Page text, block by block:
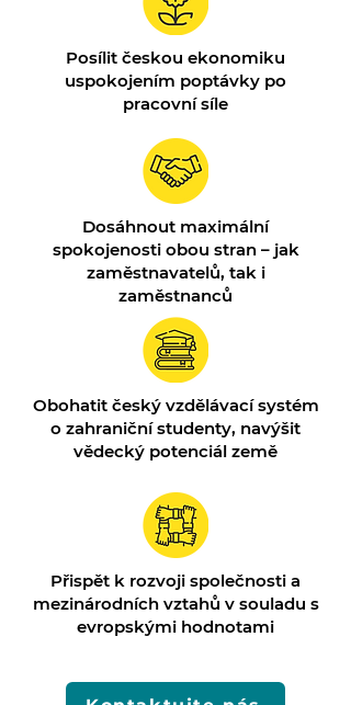
Posílit českou ekonomiku
uspokojením poptávky po
pracovní síle
Dosáhnout maximální
spokojenosti obou stran – jak
zaměstnavatelů, tak i
zaměstnanců
Obohatit český vzdělávací systém
o zahraniční studenty, navýšit
vědecký potenciál země
Přispět k rozvoji společnosti a
mezinárodních vztahů v souladu s
evropskými hodnotami